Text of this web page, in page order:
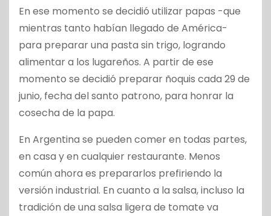
En ese momento se decidió utilizar papas -que
mientras tanto habían llegado de América-
para preparar una pasta sin trigo, logrando
alimentar a los lugareños. A partir de ese
momento se decidió preparar ñoquis cada 29 de
junio, fecha del santo patrono, para honrar la
cosecha de la papa.
En Argentina se pueden comer en todas partes,
en casa y en cualquier restaurante. Menos
común ahora es prepararlos prefiriendo la
versión industrial. En cuanto a la salsa, incluso la
tradición de una salsa ligera de tomate va